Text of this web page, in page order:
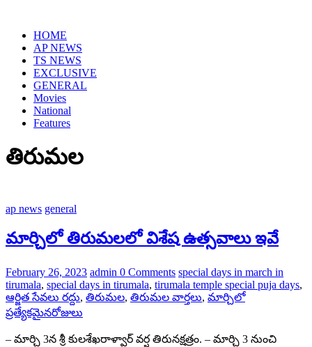
contentHOME
AP NEWS
TS NEWS
EXCLUSIVE
GENERAL
Movies
National
Features
తిరుమల
ap news general
మార్చిలో తిరుమలలో విశేష ఉత్సవాలు ఇవే
February 26, 2023 admin 0 Comments special days in march in
tirumala, special days in tirumala, tirumala temple special puja days,
ఆర్జిత సేవలు రద్దు, తిరుమల, తిరుమల వార్తలు, మార్చిలో
ప్రత్యేకమైనరోజులు
– మార్చి 3న శ్రీ కులశేఖరాళ్వార్ వర్ష తిరునక్షత్రం. – మార్చి 3 నుంచి